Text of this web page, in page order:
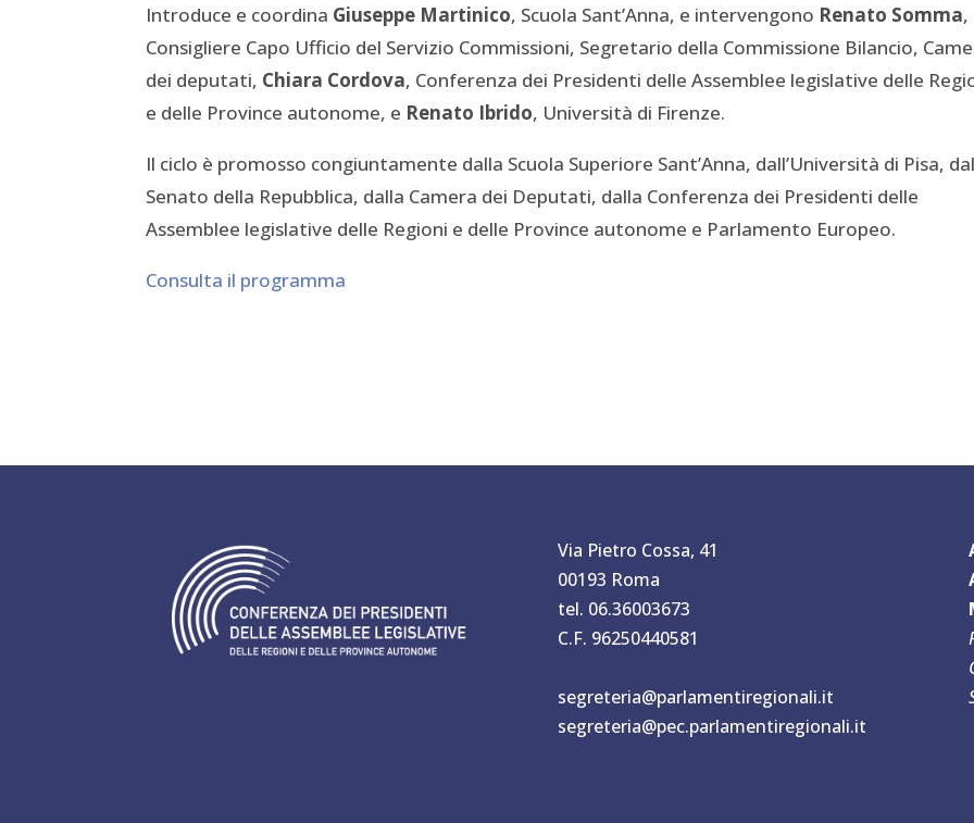
Introduce e coordina Giuseppe Martinico, Scuola Sant’Anna, e intervengono Renato Somma,
Consigliere Capo Ufficio del Servizio Commissioni, Segretario della Commissione Bilancio,
dei deputati, Chiara Cordova, Conferenza dei Presidenti delle Assemblee legislative delle
e delle Province autonome, e Renato Ibrido, Università di Firenze.
Il ciclo è promosso congiuntamente dalla Scuola Superiore Sant’Anna, dall’Università di Pisa, dal
Senato della Repubblica, dalla Camera dei Deputati, dalla Conferenza dei Presidenti delle
Assemblee legislative delle Regioni e delle Province autonome e Parlamento Europeo.
Consulta il programma
Via Pietro Cossa, 41
00193 Roma
tel. 06.36003673
C.F. 96250440581
segreteria@parlamentiregionali.it
segreteria@pec.parlamentiregionali.it